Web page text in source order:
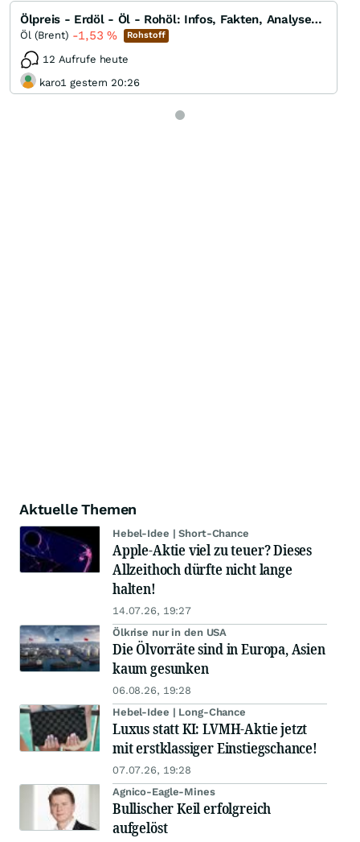
Ölpreis - Erdöl - Öl - Rohöl: Infos, Fakten, Analysen, Charts und Ausblick
Öl (Brent) -1,53 % Rohstoff
12 Aufrufe heute
karo1 gestern 20:26
Aktuelle Themen
Hebel-Idee | Short-Chance
Apple-Aktie viel zu teuer? Dieses
Allzeithoch dürfte nicht lange
halten!
14.07.26, 19:27
Ölkrise nur in den USA
Die Ölvorräte sind in Europa, Asien
kaum gesunken
06.08.26, 19:28
Hebel-Idee | Long-Chance
Luxus statt KI: LVMH-Aktie jetzt
mit erstklassiger Einstiegschance!
07.07.26, 19:28
Agnico-Eagle-Mines
Bullischer Keil erfolgreich
aufgelöst